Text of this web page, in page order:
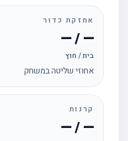
אחזקת כדור
— / —
בית / חוץ
אחוזי שליטה במשחק
קרנות
— / —